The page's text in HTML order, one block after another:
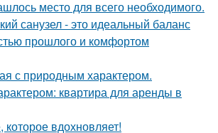
место для всего необходимого.
санузел - это идеальный баланс
прошлого и комфортом
с природным характером.
квартира для аренды в
вдохновляет!